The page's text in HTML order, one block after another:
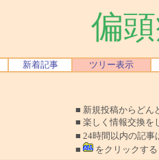
偏
新着記事 ツリー表示
■ 新規投稿からどん
■ 楽しく情報交換を
■ 24時間以内の記事
■
をクリックす